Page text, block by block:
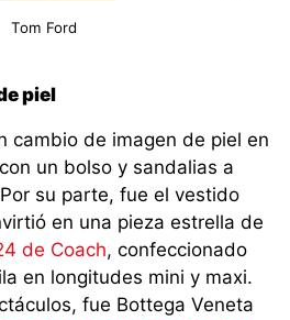
Tom Ford
piel
cambio de imagen de piel en
un bolso y sandalias a
su parte, fue el vestido
en una pieza estrella de
de Coach, confeccionado
en longitudes mini y maxi.
fue Bottega Veneta